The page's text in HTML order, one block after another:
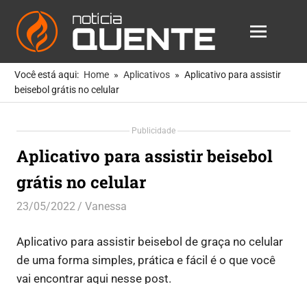
Skip
content
Notícia
Quente
Notícias
Mais
Quentes
Você
MENU
Você está aqui: Home Aplicativos
Aplicativo para assistir
beisebol grátis no celular
Publicidade
Aplicativo para assistir beisebol
grátis no celular
23/05/2022 Vanessa
Aplicativo para assistir beisebol de graça no celular
de uma forma simples, prática e fácil é o que você
vai encontrar aqui nesse post.